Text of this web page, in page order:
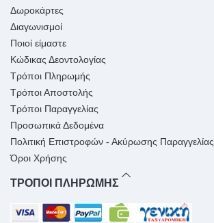
Δωροκάρτες
Διαγωνισμοί
Ποιοί είμαστε
Κώδικας Δεοντολογίας
Τρόποι Πληρωμής
Τρόποι Αποστολής
Τρόποι Παραγγελίας
Προσωπικά Δεδομένα
Πολιτική Επιστροφών - Ακύρωσης Παραγγελίας
Όροι Χρήσης
ΤΡΟΠΟΙ ΠΛΗΡΩΜΗΣ